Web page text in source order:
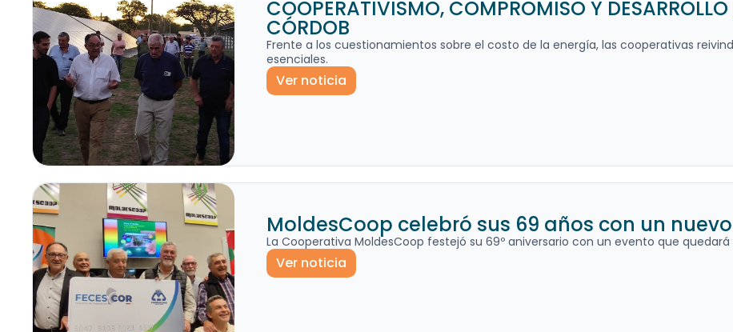
COOPERATIVISMO, COMPROMISO Y DESARROLLO
CÓRDOB
Frente a los cuestionamientos sobre el costo de la energía, las cooperativas
esenciales.
Ver noticia
MoldesCoop celebró sus 69 años con un nuevo
La Cooperativa MoldesCoop festejó su 69º aniversario con un evento que
Ver noticia